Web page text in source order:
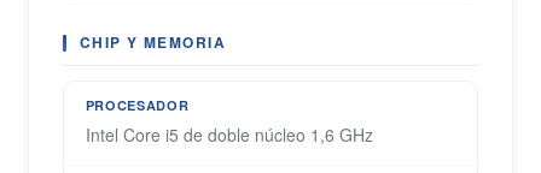
CHIP Y MEMORIA
PROCESADOR
Intel Core i5 de doble núcleo 1,6 GHz